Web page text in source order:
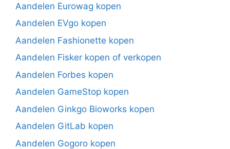
Aandelen Eurowag kopen
Aandelen EVgo kopen
Aandelen Fashionette kopen
Aandelen Fisker kopen of verkopen
Aandelen Forbes kopen
Aandelen GameStop kopen
Aandelen Ginkgo Bioworks kopen
Aandelen GitLab kopen
Aandelen Gogoro kopen